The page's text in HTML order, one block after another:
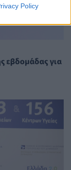
Policy
εβδομάδας για